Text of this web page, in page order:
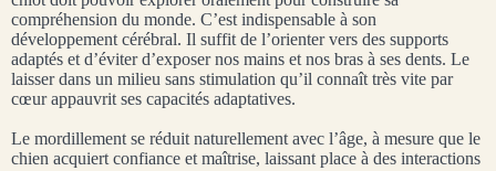
compréhension du monde. C’est indispensable à son
développement cérébral. Il suffit de l’orienter vers des supports
adaptés et d’éviter d’exposer nos mains et nos bras à ses dents. Le
laisser dans un milieu sans stimulation qu’il connaît très vite par
cœur appauvrit ses capacités adaptatives.
Le mordillement se réduit naturellement avec l’âge, à mesure que le
chien acquiert confiance et maîtrise, laissant place à des interactions